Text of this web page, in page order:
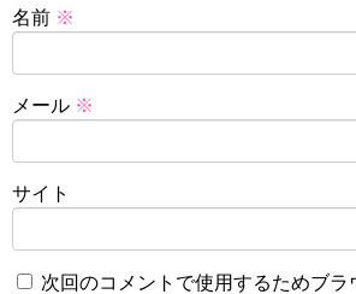
名前 ※
メール ※
サイト
次回のコメントで使用するためブラ